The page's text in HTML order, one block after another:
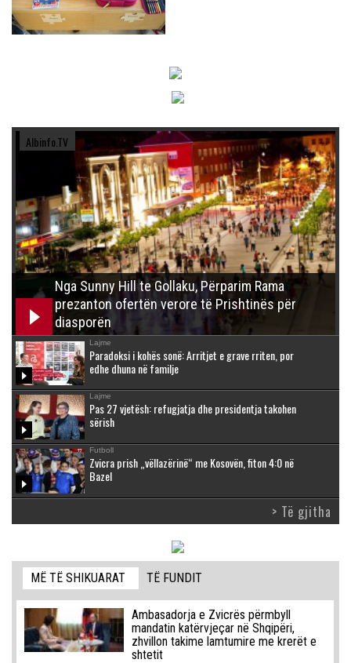
Albinfo.TV
Nga Sunny Hill te Gollaku, Përparim Rama
prezanton ofertën verore të Prishtinës për
diasporën
Lajme
Paradoksi i kohës sonë: Arritjet e grave rriten, por
edhe dhuna në familje
Lajme
Pas 27 vjetësh: refugjatja dhe presidentja takohen
sërish
Futboll
Zvicra prish „vëllazërinë“ me Kosovën, fiton 4:0 në
Bazel
> Të gjitha
MË TË SHIKUARAT TË FUNDIT
Ambasadorja e Zvicrës përmbyll
mandatin katërvjeçar në Shqipëri,
zhvillon takime lamtumire me krerët e
shtetit